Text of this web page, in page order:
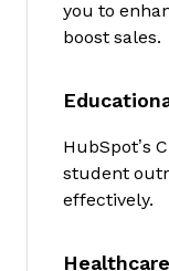
you to
boost sales.
HubSpot’s
student
effectively.